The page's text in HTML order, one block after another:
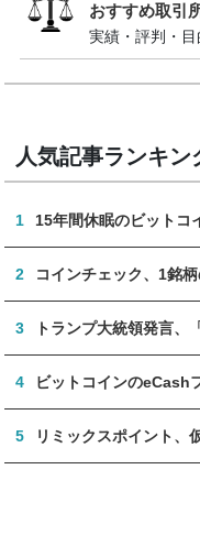
おすすめ取引
実績・評判・目
人気記事ランキン
1 15年間休眠のビットコ
2 コインチェック、1銘
3 トランプ大統領発言、
4 ビットコインのeCash
5 リミックスポイント、